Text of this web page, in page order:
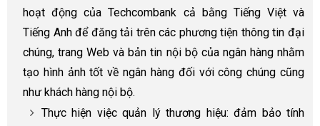
hoạt động của Techcombank cả bằng Tiếng Việt và
Tiếng Anh để đăng tải trên các phương tiện thông tin đại
chúng, trang Web và bản tin nội bộ của ngân hàng nhằm
tạo hình ảnh tốt về ngân hàng đối với công chúng cũng
như khách hàng nội bộ.
Thực hiện việc quản lý thương hiệu: đảm bảo tính